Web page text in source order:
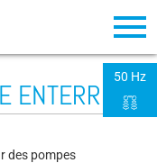
ENTERRÉES
des pompes
50 Hz